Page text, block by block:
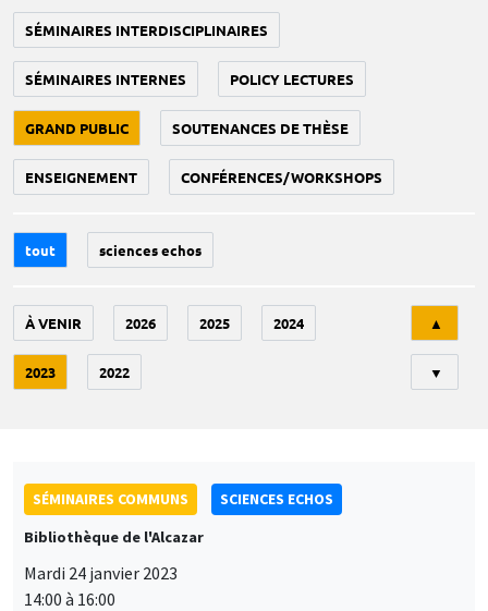
SÉMINAIRES INTERDISCIPLINAIRES
SÉMINAIRES INTERNES POLICY LECTURES
GRAND PUBLIC SOUTENANCES DE THÈSE
ENSEIGNEMENT CONFÉRENCES/WORKSHOPS
tout sciences echos
À VENIR 2026 2025 2024
2023 2022
▲
▼
SÉMINAIRES COMMUNS
SCIENCES ECHOS
Bibliothèque de l'Alcazar
Mardi 24 janvier 2023
14:00 à 16:00